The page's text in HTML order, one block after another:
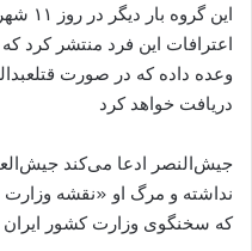
این
اعترافات این فرد منتشر کرد که
وعده داده که در صورت
دریافت خواهد کرد
جیش‌النصر ادعا می‌کند
نداشته و مرگ او «نقشه
که سخنگوی وزارت کشور